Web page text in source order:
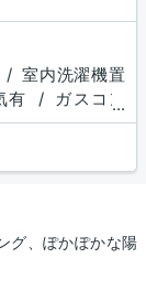
室内洗濯機置
/ ガスコン
対面式キッチ
能浴室 / 浴室
インクロゼッ
ニタ付インタ
...
グ、ぽかぽかな陽